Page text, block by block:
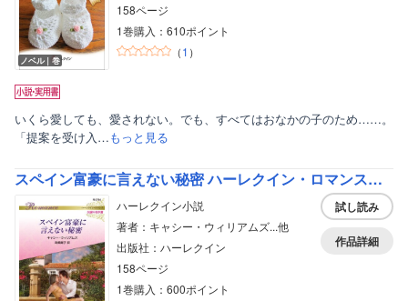
ノベル｜巻
158ページ
1巻購入：610ポイント
（1 ）
いくら愛しても、愛されない。でも、すべてはおなかの子のため……。
「提案を受け入…もっと見る
スペイン富豪に言えない秘密 ハーレクイン・ロマンス～伝説の名作選～
ハーレクイン小説
著者：キャシー・ウィリアムズ...他
出版社：ハーレクイン
158ページ
1巻購入：600ポイント
試し読み
作品詳細